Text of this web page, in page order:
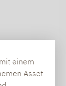
einem
Asset